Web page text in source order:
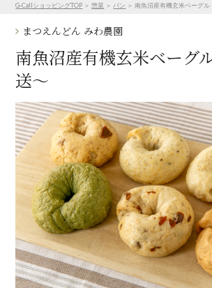
G-CallショッピングTOP ＞惣菜 ＞ パン ＞ 南魚沼産有機玄米ベーグル
まつえんどん みわ農園
南魚沼産有機玄米ベーグ
送～